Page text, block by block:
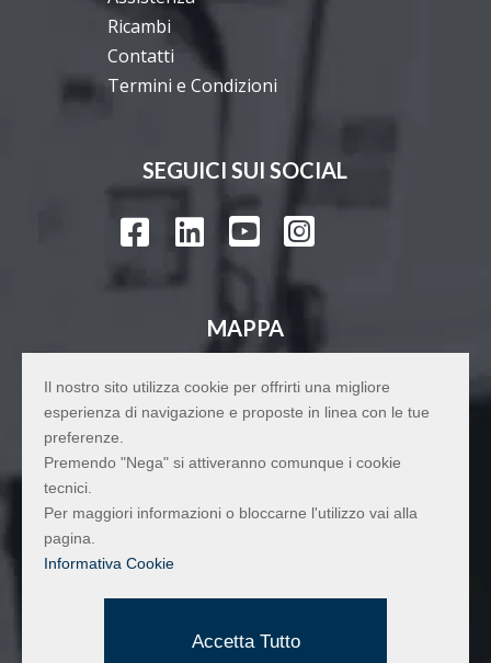
Ricambi
Contatti
Termini e Condizioni
SEGUICI SUI SOCIAL
   
MAPPA
Il nostro sito utilizza cookie per offrirti una migliore
esperienza di navigazione e proposte in linea con le tue
preferenze.
Premendo "Nega" si attiveranno comunque i cookie
tecnici.
Per maggiori informazioni o bloccarne l'utilizzo vai alla
pagina.
Informativa Cookie
Accetta Tutto